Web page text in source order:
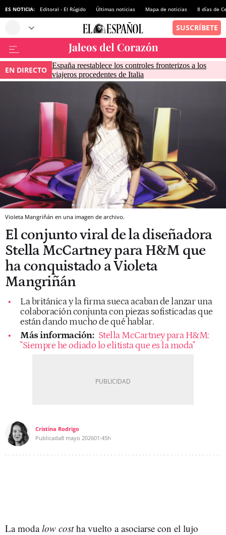
ES NOTICIA: Editoral - El Rúgido Últimas noticias Mapa de noticias 8 días de
EN DIRECTO España reestablece los controles fronterizos a los
viajeros procedentes de Italia
Violeta Mangriñán en una imagen de archivo.
El conjunto viral de la diseñadora
Stella McCartney para H&M que
ha conquistado a Violeta
Mangriñán
La británica y la firma sueca acaban de lanzar una
colaboración conjunta con piezas sofisticadas que
están dando mucho de qué hablar.
Más información: Stella McCartney para H&M:
"Siempre he odiado lo elitista que es la moda"
Cristina Rodrigo
Publicada8 mayo 202601:45h
La modalow costha vuelto a asociarse con el lujo